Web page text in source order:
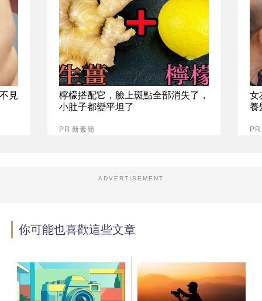
見
檸檬搭配它，臉上斑點全部消失了，
小肚子都變平坦了
PR 新素簡
女
養
ADVERTISEMENT
你可能也喜歡這些文章